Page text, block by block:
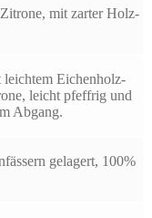
mit zarter Holz-
Eichenholz-
leicht pfeffrig und
Abgang.
gelagert, 100%